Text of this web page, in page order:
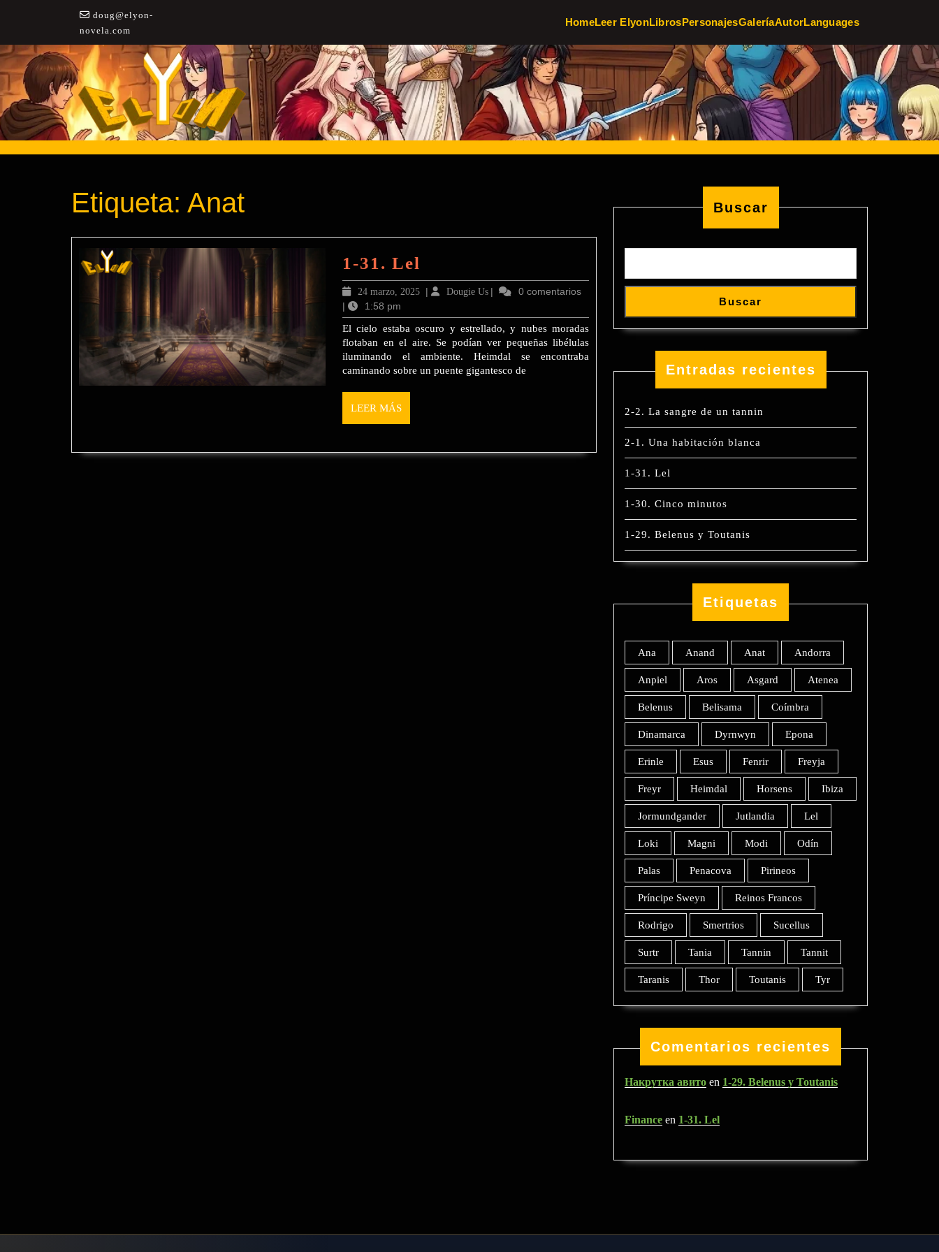
doug@elyon-
novela.com
HomeLeer ElyonLibrosPersonajesGaleríaAutorLanguages
Etiqueta: Anat
1-31. Lel
31.
Lel
24 marzo, 202524
2025
| Dougie UsDougie
|
0 comentarios
|
1:58 pm
El cielo estaba oscuro y estrellado, y nubes moradas
flotaban en el aire. Se podían ver pequeñas libélulas
iluminando el ambiente. Heimdal se encontraba
caminando sobre un puente gigantesco de
LEER MÁSLEER
MÁS
Buscar
Buscar
Entradas recientes
2-2. La sangre de un tannin
2-1. Una habitación blanca
1-31. Lel
1-30. Cinco minutos
1-29. Belenus y Toutanis
Etiquetas
Ana Anand Anat Andorra
Anpiel Aros Asgard Atenea
Belenus Belisama Coímbra
Dinamarca Dyrnwyn Epona
Erinle Esus Fenrir Freyja
Freyr Heimdal Horsens Ibiza
Jormundgander Jutlandia Lel
Loki Magni Modi Odín
Palas Penacova Pirineos
Príncipe Sweyn Reinos Francos
Rodrigo Smertrios Sucellus
Surtr Tania Tannin Tannit
Taranis Thor Toutanis Tyr
Comentarios recientes
Накрутка авито en 1-29. Belenus y Toutanis
Finance en 1-31. Lel